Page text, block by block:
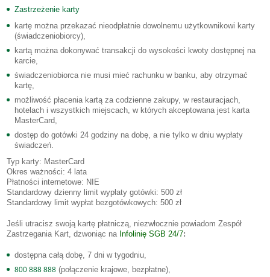
Zastrzeżenie karty
kartę można przekazać nieodpłatnie dowolnemu użytkownikowi karty
(świadczeniobiorcy),
kartą można dokonywać transakcji do wysokości kwoty dostępnej na
karcie,
świadczeniobiorca nie musi mieć rachunku w banku, aby otrzymać
kartę,
możliwość płacenia kartą za codzienne zakupy, w restauracjach,
hotelach i wszystkich miejscach, w których akceptowana jest karta
MasterCard,
dostęp do gotówki 24 godziny na dobę, a nie tylko w dniu wypłaty
świadczeń.
Typ karty: MasterCard
Okres ważności: 4 lata
Płatności internetowe: NIE
Standardowy dzienny limit wypłaty gotówki: 500 zł
Standardowy limit wypłat bezgotówkowych: 500 zł
Jeśli utracisz swoją kartę płatniczą, niezwłocznie powiadom Zespół
Zastrzegania Kart, dzwoniąc na Infolinię SGB 24/7:
dostępna całą dobę, 7 dni w tygodniu,
800 888 888 (połączenie krajowe, bezpłatne),